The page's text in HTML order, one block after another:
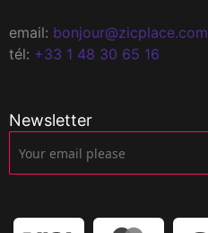
email: bonjour@zicplace.com
tél: +33 1 48 30 65 16
Newsletter